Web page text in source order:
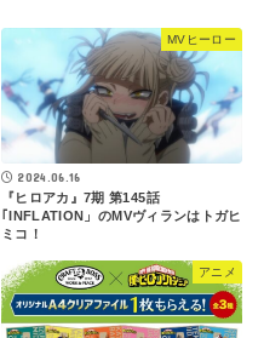
MVヒーロー
2024.06.16
『ヒロアカ』7期 第145話
｢INFLATION」のMVヴィランはトガヒ
ミコ！
アニメ